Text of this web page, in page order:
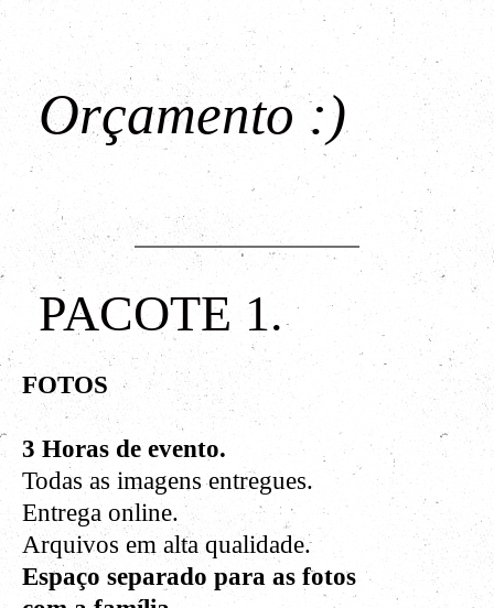
Orçamento :)
PACOTE 1.
FOTOS
3 Horas de evento.
Todas as imagens entregues.
Entrega online.
Arquivos em alta qualidade.
Espaço separado para as fotos